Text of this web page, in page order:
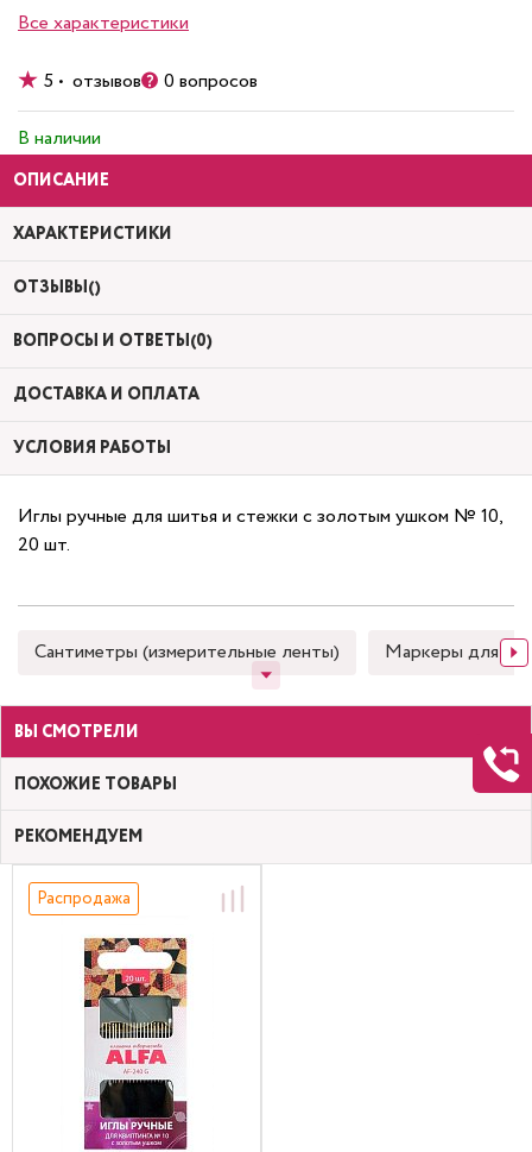
Все характеристики
5 • отзывов 0 вопросов
В наличии
ОПИСАНИЕ
ХАРАКТЕРИСТИКИ
ОТЗЫВЫ()
ВОПРОСЫ И ОТВЕТЫ(0)
ДОСТАВКА И ОПЛАТА
УСЛОВИЯ РАБОТЫ
Иглы ручные для шитья и стежки с золотым ушком № 10,
20 шт.
Сантиметры (измерительные ленты) Маркеры для
ВЫ СМОТРЕЛИ
ПОХОЖИЕ ТОВАРЫ
РЕКОМЕНДУЕМ
Распродажа